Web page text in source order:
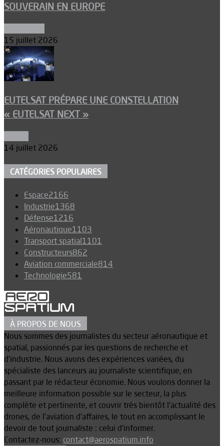
SOUVERAIN EN EUROPE
15 juillet 2026
EUTELSAT PRÉPARE UNE CONSTELLATION
« EUTELSAT NEXT »
14 juillet 2026
CATÉGORIES POPULAIRES
Espace2166
Industrie1368
Défense1216
Aéronautique1103
Transport spatial1101
Constructeurs862
Aviation commerciale814
Technologie581
À PROPOS DE NOUS
Nous sommes des journalistes du secteur aéronautique et
spatial, passionnés par les questions de recherche et
d’industrie. Nous avons des expériences variées, du
spécialiste des lanceurs au journaliste scientifique, en
passant par le rédacteur économie. Nous voulons donner la
meilleure information possible sur le secteur, la plus
complète et pertinente, et couvrir très bientôt l’actualité des
drones, de l’aviation d’affaires, le tout en accomplissant le
devoir de tout journaliste : celui d’informer.
Contactez-nous: contact@aerospatium.info